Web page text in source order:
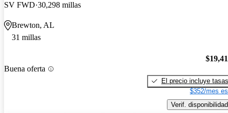
SV FWD 30,298 millas
Brewton, AL
31 millas
Buena oferta
El precio incluye tasas
$352/mes
Verif. disponibilidad